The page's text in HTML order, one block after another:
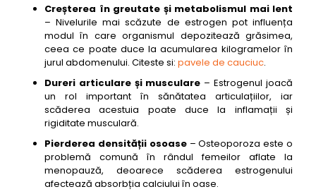
Creșterea în greutate și metabolismul mai lent
– Nivelurile mai scăzute de estrogen pot influența
modul în care organismul depozitează grăsimea,
ceea ce poate duce la acumularea kilogramelor în
jurul abdomenului. Citeste si: pavele de cauciuc.
Dureri articulare și musculare – Estrogenul joacă
un rol important în sănătatea articulațiilor, iar
scăderea acestuia poate duce la inflamații și
rigiditate musculară.
Pierderea densității osoase– Osteoporoza este o
problemă comună în rândul femeilor aflate la
menopauză, deoarece scăderea estrogenului
afectează absorbția calciului în oase.